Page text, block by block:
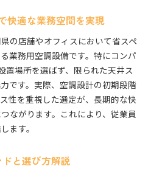
快適な業務空間を実現
の店舗やオフィスにおいて省スペ
業務用空調設備です。特にコンパ
置場所を選ばず、限られた天井ス
です。実際、空調設計の初期段階
性を重視した選定が、長期的な快
ながります。これにより、従業員
ます。
と選び方解説